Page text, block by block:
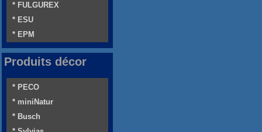
* FULGUREX
* ESU
* EPM
Produits décor
* PECO
* miniNatur
* Busch